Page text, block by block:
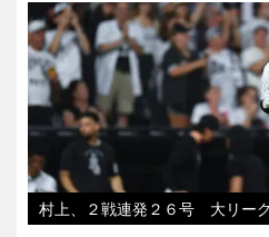
村上、２戦連発２６号 大リー